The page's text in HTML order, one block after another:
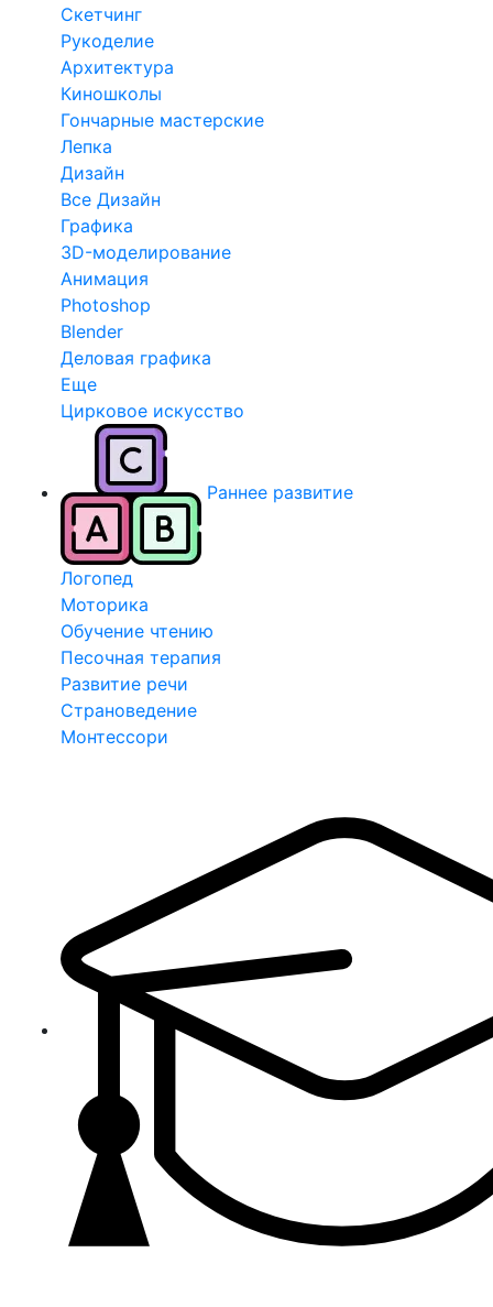
Скетчинг
Рукоделие
Архитектура
Киношколы
Гончарные мастерские
Лепка
Дизайн
Все Дизайн
Графика
3D-моделирование
Анимация
Photoshop
Blender
Деловая графика
Еще
Цирковое искусство
Раннее развитие
Логопед
Моторика
Обучение чтению
Песочная терапия
Развитие речи
Страноведение
Монтессори